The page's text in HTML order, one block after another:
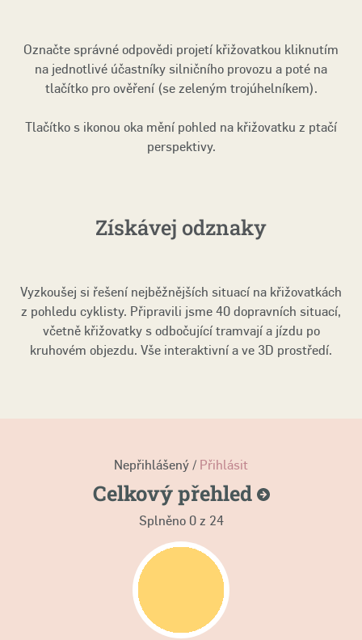
Označte správné odpovědi projetí křižovatkou kliknutím
na jednotlivé účastníky silničního provozu a poté na
tlačítko pro ověření (se zeleným trojúhelníkem).
Tlačítko s ikonou oka mění pohled na křižovatku z ptačí
perspektivy.
Získávej odznaky
Vyzkoušej si řešení nejběžnějších situací na křižovatkách
z pohledu cyklisty. Připravili jsme 40 dopravních situací,
včetně křižovatky s odbočující tramvají a jízdu po
kruhovém objezdu. Vše interaktivní a ve 3D prostředí.
Nepřihlášený / Přihlásit
Celkovýpřehled
Splněno 0 z 24